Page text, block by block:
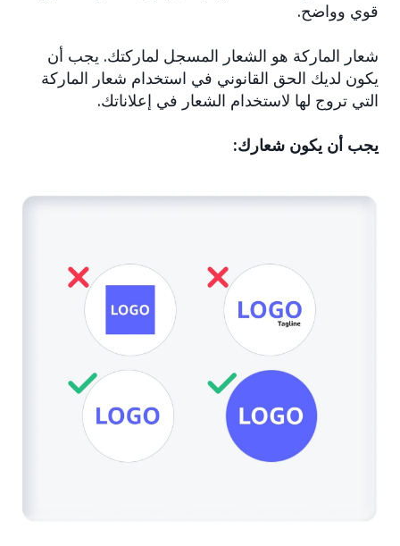
قوي وواضح.
شعار الماركة هو الشعار المسجل لماركتك. يجب أن
يكون لديك الحق القانوني في استخدام شعار الماركة
التي تروج لها لاستخدام الشعار في إعلاناتك.
يجب أن يكون شعارك: